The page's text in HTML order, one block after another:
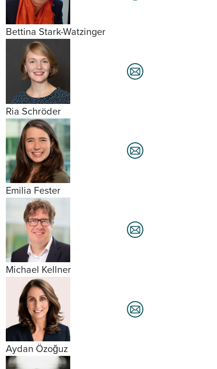
Bettina Stark-Watzinger
Ria Schröder
Emilia Fester
Michael Kellner
Aydan Özoğuz